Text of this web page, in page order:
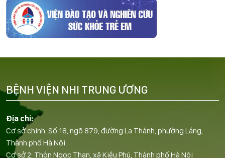
Địa chỉ:
Cơ sở chính: Số 18, ngõ 879, đường La Thành, phường Láng,
Thành phố Hà Nội
Cơ sở 2: Thôn Ngọc Than, xã Kiều Phú, Thành phố Hà Nội
BỆNH VIỆN NHI TRUNG ƯƠNG